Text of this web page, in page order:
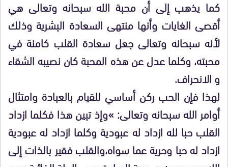
كما يذهب إلى أن محبة الله سبحانه وتعالى هي
أقصى الغايات وأنها منتهى السعادة البشرية وذلك
لأنه سبحانه وتعالى جعل سعادة القلب كامنة في
محبته، وكلما عدل عن هذه المحبة كان نصيبه الشقاء
و الانحراف.
لهذا فإن الحب ركن أساسي للقيام بالعبادة وامتثال
أوامر الله سبحانه وتعالى: »وإذ تبين هذا فكلما ازداد
القلب حبا لله ازداد له عبودية وكلما ازداد له عبودية
ازداد له حبا وحرية عما سواه،والقلب فقير بالذات إلى